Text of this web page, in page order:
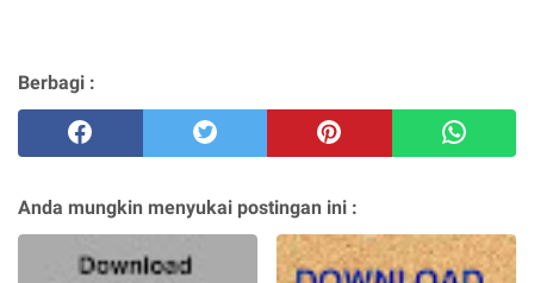
Berbagi :
Anda mungkin menyukai postingan ini :